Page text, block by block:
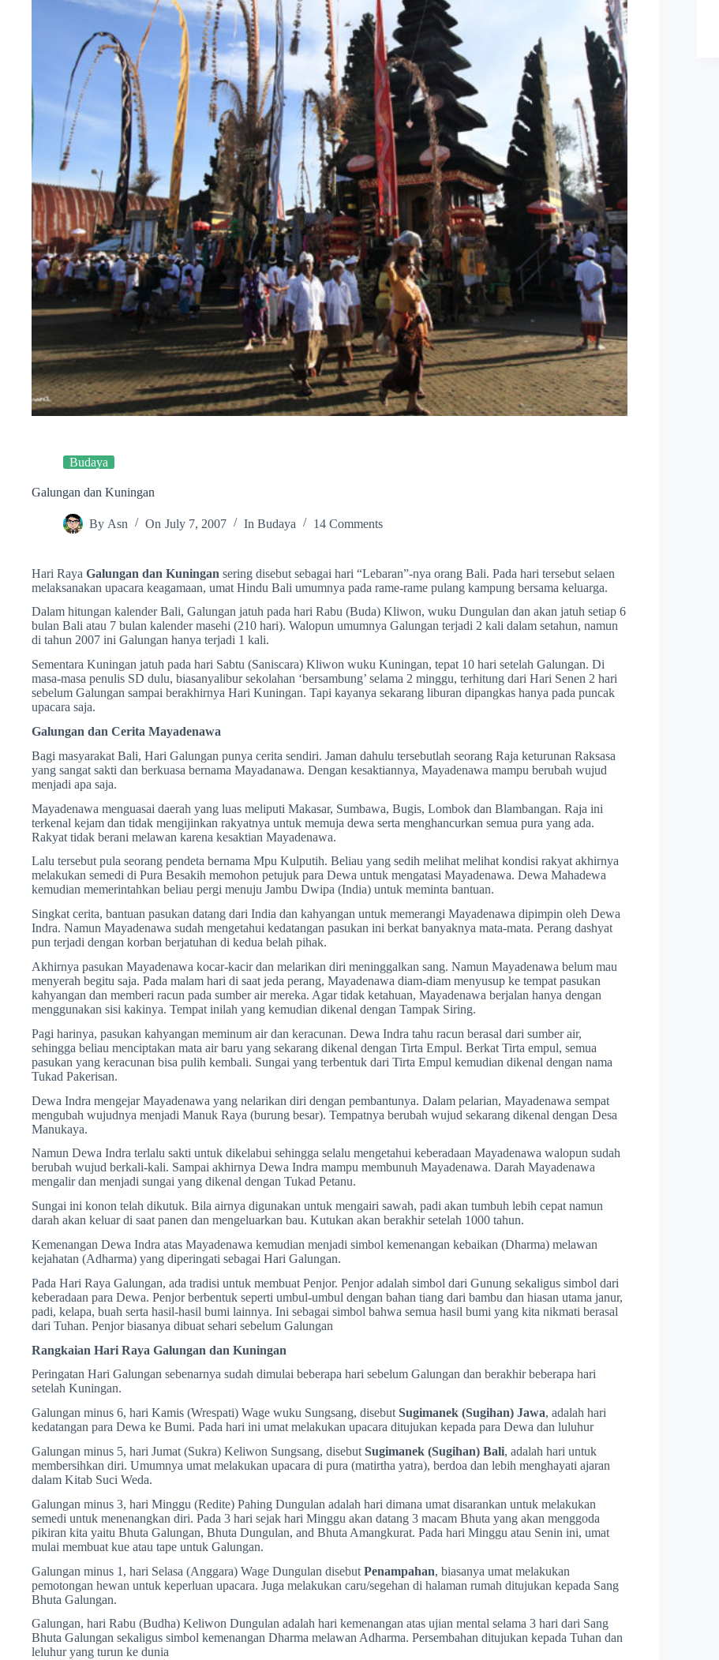
Budaya
Galungan dan Kuningan
By Asn On July 7, 2007 In Budaya 14 Comments
Hari Raya Galungan dan Kuningan sering disebut sebagai hari “Lebaran”-nya orang Bali. Pada hari tersebut selaen
melaksanakan upacara keagamaan, umat Hindu Bali umumnya pada rame-rame pulang kampung bersama keluarga.
Dalam hitungan kalender Bali, Galungan jatuh pada hari Rabu (Buda) Kliwon, wuku Dungulan dan akan jatuh setiap 6
bulan Bali atau 7 bulan kalender masehi (210 hari). Walopun umumnya Galungan terjadi 2 kali dalam setahun, namun
di tahun 2007 ini Galungan hanya terjadi 1 kali.
Sementara Kuningan jatuh pada hari Sabtu (Saniscara) Kliwon wuku Kuningan, tepat 10 hari setelah Galungan. Di
masa-masa penulis SD dulu, biasanyalibur sekolahan ‘bersambung’ selama 2 minggu, terhitung dari Hari Senen 2 hari
sebelum Galungan sampai berakhirnya Hari Kuningan. Tapi kayanya sekarang liburan dipangkas hanya pada puncak
upacara saja.
Galungan dan Cerita Mayadenawa
Bagi masyarakat Bali, Hari Galungan punya cerita sendiri. Jaman dahulu tersebutlah seorang Raja keturunan Raksasa
yang sangat sakti dan berkuasa bernama Mayadanawa. Dengan kesaktiannya, Mayadenawa mampu berubah wujud
menjadi apa saja.
Mayadenawa menguasai daerah yang luas meliputi Makasar, Sumbawa, Bugis, Lombok dan Blambangan. Raja ini
terkenal kejam dan tidak mengijinkan rakyatnya untuk memuja dewa serta menghancurkan semua pura yang ada.
Rakyat tidak berani melawan karena kesaktian Mayadenawa.
Lalu tersebut pula seorang pendeta bernama Mpu Kulputih. Beliau yang sedih melihat melihat kondisi rakyat akhirnya
melakukan semedi di Pura Besakih memohon petujuk para Dewa untuk mengatasi Mayadenawa. Dewa Mahadewa
kemudian memerintahkan beliau pergi menuju Jambu Dwipa (India) untuk meminta bantuan.
Singkat cerita, bantuan pasukan datang dari India dan kahyangan untuk memerangi Mayadenawa dipimpin oleh Dewa
Indra. Namun Mayadenawa sudah mengetahui kedatangan pasukan ini berkat banyaknya mata-mata. Perang dashyat
pun terjadi dengan korban berjatuhan di kedua belah pihak.
Akhirnya pasukan Mayadenawa kocar-kacir dan melarikan diri meninggalkan sang. Namun Mayadenawa belum mau
menyerah begitu saja. Pada malam hari di saat jeda perang, Mayadenawa diam-diam menyusup ke tempat pasukan
kahyangan dan memberi racun pada sumber air mereka. Agar tidak ketahuan, Mayadenawa berjalan hanya dengan
menggunakan sisi kakinya. Tempat inilah yang kemudian dikenal dengan Tampak Siring.
Pagi harinya, pasukan kahyangan meminum air dan keracunan. Dewa Indra tahu racun berasal dari sumber air,
sehingga beliau menciptakan mata air baru yang sekarang dikenal dengan Tirta Empul. Berkat Tirta empul, semua
pasukan yang keracunan bisa pulih kembali. Sungai yang terbentuk dari Tirta Empul kemudian dikenal dengan nama
Tukad Pakerisan.
Dewa Indra mengejar Mayadenawa yang nelarikan diri dengan pembantunya. Dalam pelarian, Mayadenawa sempat
mengubah wujudnya menjadi Manuk Raya (burung besar). Tempatnya berubah wujud sekarang dikenal dengan Desa
Manukaya.
Namun Dewa Indra terlalu sakti untuk dikelabui sehingga selalu mengetahui keberadaan Mayadenawa walopun sudah
berubah wujud berkali-kali. Sampai akhirnya Dewa Indra mampu membunuh Mayadenawa. Darah Mayadenawa
mengalir dan menjadi sungai yang dikenal dengan Tukad Petanu.
Sungai ini konon telah dikutuk. Bila airnya digunakan untuk mengairi sawah, padi akan tumbuh lebih cepat namun
darah akan keluar di saat panen dan mengeluarkan bau. Kutukan akan berakhir setelah 1000 tahun.
Kemenangan Dewa Indra atas Mayadenawa kemudian menjadi simbol kemenangan kebaikan (Dharma) melawan
kejahatan (Adharma) yang diperingati sebagai Hari Galungan.
Pada Hari Raya Galungan, ada tradisi untuk membuat Penjor. Penjor adalah simbol dari Gunung sekaligus simbol dari
keberadaan para Dewa. Penjor berbentuk seperti umbul-umbul dengan bahan tiang dari bambu dan hiasan utama janur,
padi, kelapa, buah serta hasil-hasil bumi lainnya. Ini sebagai simbol bahwa semua hasil bumi yang kita nikmati berasal
dari Tuhan. Penjor biasanya dibuat sehari sebelum Galungan
Rangkaian Hari Raya Galungan dan Kuningan
Peringatan Hari Galungan sebenarnya sudah dimulai beberapa hari sebelum Galungan dan berakhir beberapa hari
setelah Kuningan.
Galungan minus 6, hari Kamis (Wrespati) Wage wuku Sungsang, disebut Sugimanek (Sugihan) Jawa, adalah hari
kedatangan para Dewa ke Bumi. Pada hari ini umat melakukan upacara ditujukan kepada para Dewa dan luluhur
Galungan minus 5, hari Jumat (Sukra) Keliwon Sungsang, disebut Sugimanek (Sugihan) Bali, adalah hari untuk
membersihkan diri. Umumnya umat melakukan upacara di pura (matirtha yatra), berdoa dan lebih menghayati ajaran
dalam Kitab Suci Weda.
Galungan minus 3, hari Minggu (Redite) Pahing Dungulan adalah hari dimana umat disarankan untuk melakukan
semedi untuk menenangkan diri. Pada 3 hari sejak hari Minggu akan datang 3 macam Bhuta yang akan menggoda
pikiran kita yaitu Bhuta Galungan, Bhuta Dungulan, and Bhuta Amangkurat. Pada hari Minggu atau Senin ini, umat
mulai membuat kue atau tape untuk Galungan.
Galungan minus 1, hari Selasa (Anggara) Wage Dungulan disebut Penampahan, biasanya umat melakukan
pemotongan hewan untuk keperluan upacara. Juga melakukan caru/segehan di halaman rumah ditujukan kepada Sang
Bhuta Galungan.
Galungan, hari Rabu (Budha) Keliwon Dungulan adalah hari kemenangan atas ujian mental selama 3 hari dari Sang
Bhuta Galungan sekaligus simbol kemenangan Dharma melawan Adharma. Persembahan ditujukan kepada Tuhan dan
leluhur yang turun ke dunia